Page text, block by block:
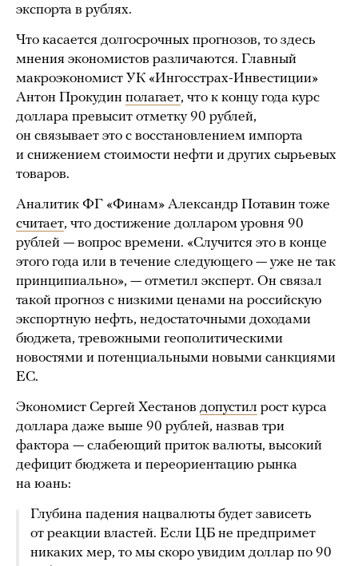
экспорта в рублях.
Что касается долгосрочных прогнозов, то здесь
мнения экономистов различаются. Главный
макроэкономист УК «Ингосстрах-Инвестиции»
Антон Прокудин полагает, что к концу года курс
доллара превысит отметку 90 рублей,
он связывает это с восстановлением импорта
и снижением стоимости нефти и других сырьевых
товаров.
Аналитик ФГ «Финам» Александр Потавин тоже
считает, что достижение долларом уровня 90
рублей — вопрос времени. «Случится это в конце
этого года или в течение следующего — уже не так
принципиально», — отметил эксперт. Он связал
такой прогноз с низкими ценами на российскую
экспортную нефть, недостаточными доходами
бюджета, тревожными геополитическими
новостями и потенциальными новыми санкциями
ЕС.
Экономист Сергей Хестанов допустил рост курса
доллара даже выше 90 рублей, назвав три
фактора — слабеющий приток валюты, высокий
дефицит бюджета и переориентацию рынка
на юань:
Глубина падения нацвалюты будет зависеть
от реакции властей. Если ЦБ не предпримет
никаких мер, то мы скоро увидим доллар по 90